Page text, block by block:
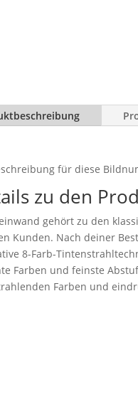
für diese
zu den
gehört zu den
Kunden. Nach deiner
8-Farb-
Farben und feinste
Farben und